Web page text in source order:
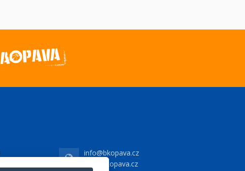
info@bkopava.cz
www.bkopava.cz